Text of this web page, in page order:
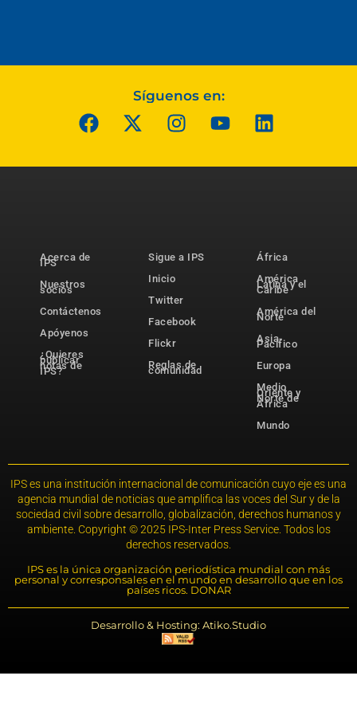
Síguenos en:
Acerca de
IPS
Nuestros
socios
Contáctenos
Apóyenos
¿Quieres
publicar
notas de
IPS?
Sigue a IPS
Inicio
Twitter
Facebook
Flickr
Reglas de
comunidad
África
América
Latina y el
Caribe
América del
Norte
Asia-
Pacífico
Europa
Medio
Oriente y
Norte de
África
Mundo
IPS es una institución internacional de comunicación cuyo eje es una
agencia mundial de noticias que amplifica las voces del Sur y de la
sociedad civil sobre desarrollo, globalización, derechos humanos y
ambiente. Copyright © 2025 IPS-Inter Press Service. Todos los
derechos reservados.
IPS es la única organización periodística mundial con más
personal y corresponsales en el mundo en desarrollo que en los
países ricos. DONAR
Desarrollo & Hosting: Atiko.Studio